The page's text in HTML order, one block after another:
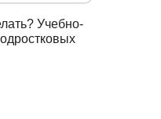
Учебно-